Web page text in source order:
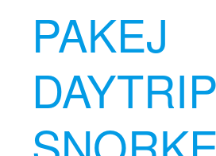
PAKEJ
DAYTRIP